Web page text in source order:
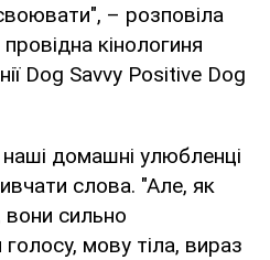
– розповіла
кінологиня
Dog Savvy Positive Dog
домашні улюбленці
слова. "Але, як
вони сильно
мову тіла, вираз